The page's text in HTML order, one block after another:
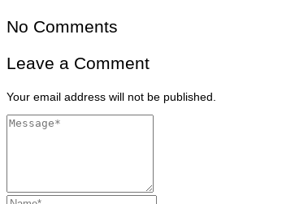
No Comments
Leave a Comment
Your email address will not be published.